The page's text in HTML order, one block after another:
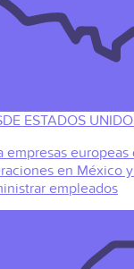
ESTADOS
empresas
en México
empleados